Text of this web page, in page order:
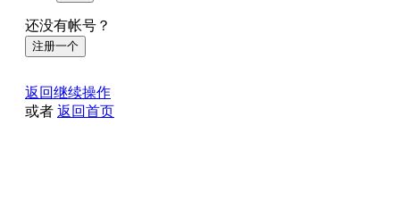
还没有帐号？
注册一个
返回继续操作
或者 返回首页